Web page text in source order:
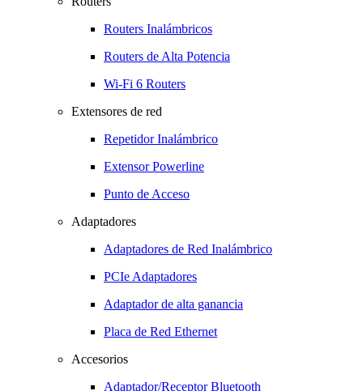
Routers Inalámbricos
Routers de Alta Potencia
Wi-Fi 6 Routers
Extensores de red
Repetidor Inalámbrico
Extensor Powerline
Punto de Acceso
Adaptadores
Adaptadores de Red Inalámbrico
PCIe Adaptadores
Adaptador de alta ganancia
Placa de Red Ethernet
Accesorios
Adaptador/Receptor Bluetooth